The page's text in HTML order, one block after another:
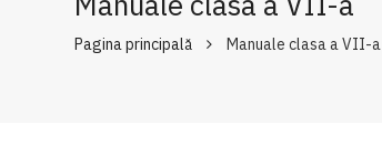
Pagina principală Manuale clasa a VII-a